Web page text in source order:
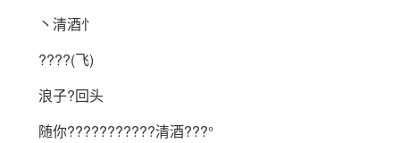
丶清酒忄
????(飞)
浪子?回头
随你???????????清酒???°